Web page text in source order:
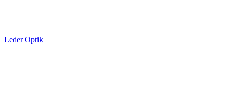
Leder Optik